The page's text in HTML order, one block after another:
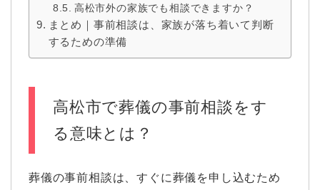
高松市外の家族でも相談できますか？
まとめ｜事前相談は、家族が落ち着いて判断
するための準備
高松市で葬儀の事前相談をす
る意味とは？
葬儀の事前相談は、すぐに葬儀を申し込むため